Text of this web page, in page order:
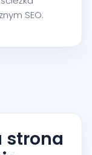
SEO.
strona